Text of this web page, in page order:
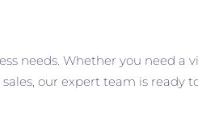
needs. Whether you need a
our expert team is ready